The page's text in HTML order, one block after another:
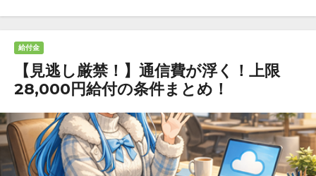
給付金
【見逃し厳禁！】通信費が浮く！上限
28,000円給付の条件まとめ！